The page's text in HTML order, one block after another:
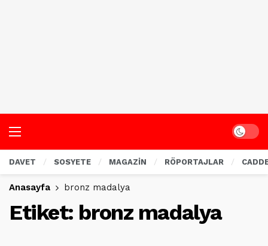
Dark
DAVET SOSYETE MAGAZİN RÖPORTAJLAR
Anasayfa bronz madalya
Etiket: bronz madalya